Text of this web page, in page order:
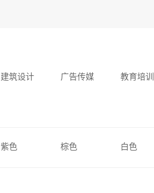
建筑设计 广告传媒 教育培训
紫色 棕色 白色